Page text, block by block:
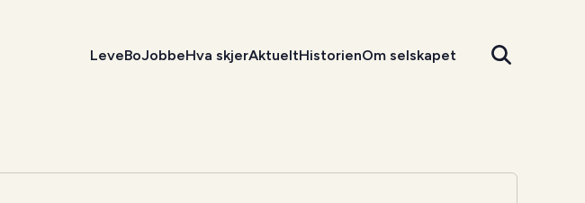
LeveBoJobbeHva skjerAktueltHistorienOm selskapet